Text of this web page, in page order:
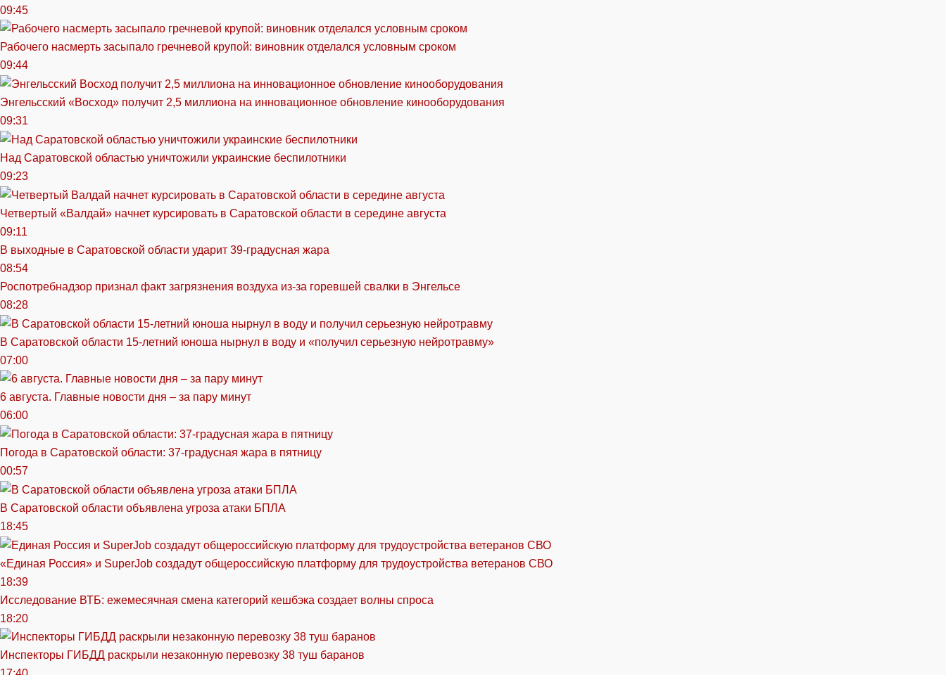
09:45
Рабочего насмерть засыпало гречневой крупой: виновник отделался условным сроком
09:44
Энгельсский «Восход» получит 2,5 миллиона на инновационное обновление кинооборудования
09:31
Над Саратовской областью уничтожили украинские беспилотники
09:23
Четвертый «Валдай» начнет курсировать в Саратовской области в середине августа
09:11
В выходные в Саратовской области ударит 39-градусная жара
08:54
Роспотребнадзор признал факт загрязнения воздуха из-за горевшей свалки в Энгельсе
08:28
В Саратовской области 15-летний юноша нырнул в воду и «получил серьезную нейротравму»
07:00
6 августа. Главные новости дня – за пару минут
06:00
Погода в Саратовской области: 37-градусная жара в пятницу
00:57
В Саратовской области объявлена угроза атаки БПЛА
18:45
«Единая Россия» и SuperJob создадут общероссийскую платформу для трудоустройства ветеранов СВО
18:39
Исследование ВТБ: ежемесячная смена категорий кешбэка создает волны спроса
18:20
Инспекторы ГИБДД раскрыли незаконную перевозку 38 туш баранов